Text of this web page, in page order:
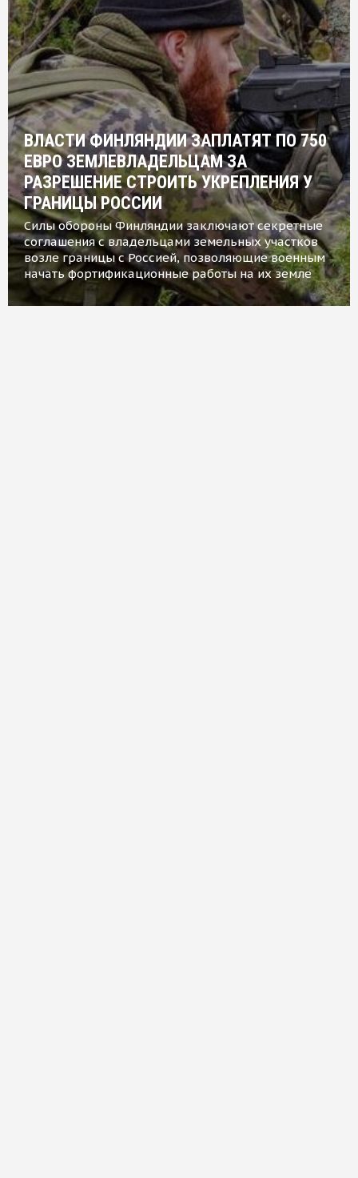
ВЛАСТИ ФИНЛЯНДИИ ЗАПЛАТЯТ ПО 750
ЕВРО ЗЕМЛЕВЛАДЕЛЬЦАМ ЗА
РАЗРЕШЕНИЕ СТРОИТЬ УКРЕПЛЕНИЯ У
ГРАНИЦЫ РОССИИ
Силы обороны Финляндии заключают секретные
соглашения с владельцами земельных участков
возле границы с Россией, позволяющие военным
начать фортификационные работы на их земле